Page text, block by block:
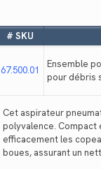
# SKU
67.500.01
Ensemble
pour débris
Cet aspirateur
polyvalence.
efficacement les
boues, assurant un